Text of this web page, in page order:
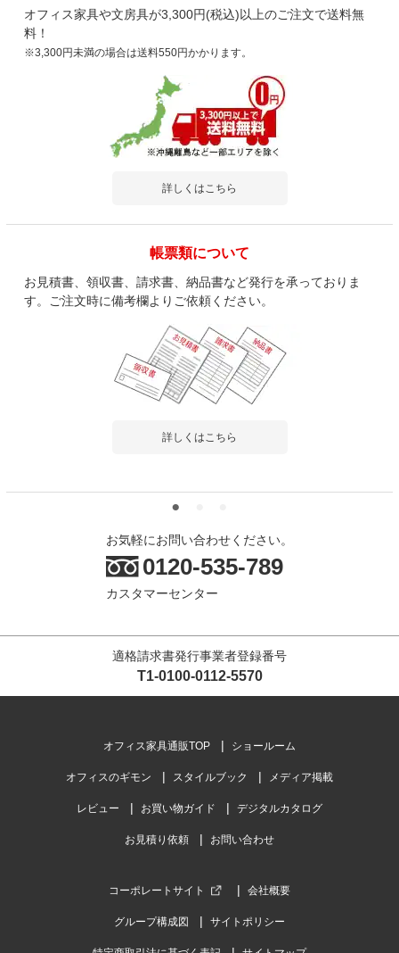
オフィス家具や文房具が3,300円(税込)以上のご注文で送料無
料！
※3,300円未満の場合は送料550円かかります。
詳しくはこちら
帳票類について
お見積書、領収書、請求書、納品書など発行を承っておりま
す。ご注文時に備考欄よりご依頼ください。
詳しくはこちら
お気軽にお問い合わせください。
0120-535-789
カスタマーセンター
適格請求書発行事業者登録番号
T1-0100-0112-5570
オフィス家具通販TOP ショールーム
オフィスのギモン スタイルブック メディア掲載
レビュー お買い物ガイド デジタルカタログ
お見積り依頼 お問い合わせ
コーポレートサイト 会社概要
グループ構成図 サイトポリシー